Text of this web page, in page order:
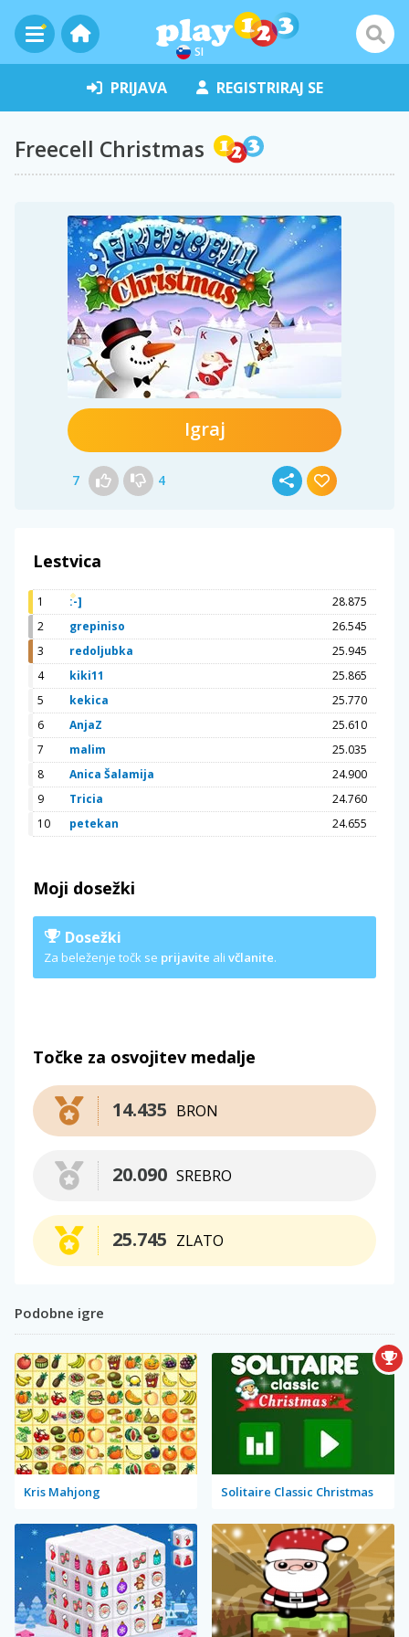
SI
PRIJAVA REGISTRIRAJ SE
Freecell Christmas
Igraj
7 4
Lestvica
1 :-]
28.875
2
grepiniso
26.545
3
redoljubka
25.945
4
kiki11
25.865
5
kekica
25.770
6
AnjaZ
25.610
7
malim
25.035
8
Anica Šalamija
24.900
9
Tricia
24.760
10
petekan 24.655
Moji dosežki
Dosežki
Za beleženje točk se prijavite ali včlanite.
Točke za osvojitev medalje
BRON
14.435
SREBRO
20.090
ZLATO
25.745
Podobne igre
Kris Mahjong Solitaire Classic Christmas